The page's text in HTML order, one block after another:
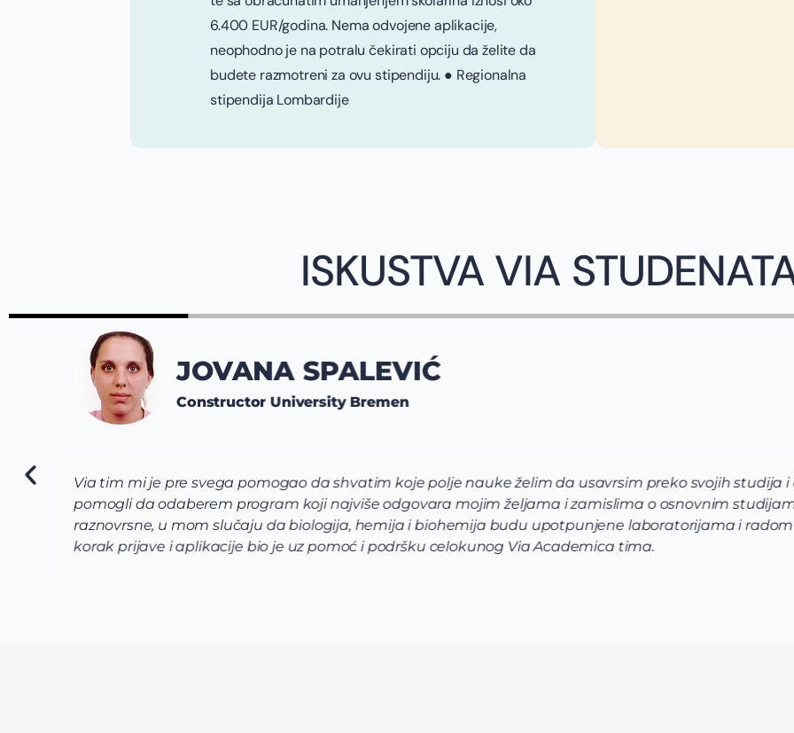
6.400 EUR/godina. Nema odvojene aplikacije,
neophodno je na potralu čekirati opciju da želite da
budete razmotreni za ovu stipendiju. ● Regionalna
stipendija Lombardije
ISKUSTVA VIA
Via tim mi je pre svega pomogao da shvatim koje polje nauke želim da usavrsim preko svojih studija i
pomogli da odaberem program koji najviše odgovara mojim željama i zamislima o osnovnim
raznovrsne, u mom slučaju da biologija, hemija i biohemija budu upotpunjene laboratorijama i radom
korak prijave i aplikacije bio je uz pomoć i podršku celokunog Via Academica tima.
JOVANA SPALEVIĆ
Constructor University Bremen